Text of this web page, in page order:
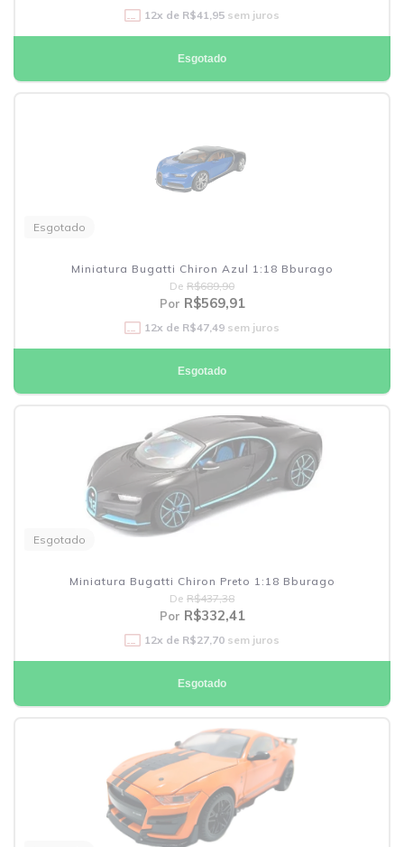
12x de R$41,95 sem juros
Esgotado
Esgotado
Miniatura Bugatti Chiron Azul 1:18 Bburago
De R$689,90
Por R$569,91
12x de R$47,49 sem juros
Esgotado
Esgotado
Miniatura Bugatti Chiron Preto 1:18 Bburago
De R$437,38
Por R$332,41
12x de R$27,70 sem juros
Esgotado